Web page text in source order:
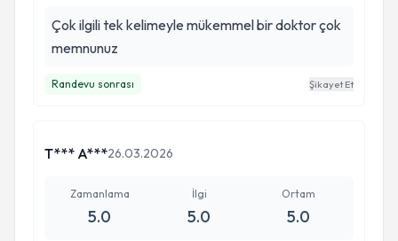
Çok ilgili tek kelimeyle mükemmel bir doktor çok
memnunuz
Randevu sonrası Şikayet Et
T*** A***26.03.2026
Zamanlama
5.0
İlgi
5.0
Ortam
5.0